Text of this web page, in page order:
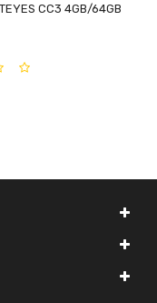
CC3 4GB/64GB